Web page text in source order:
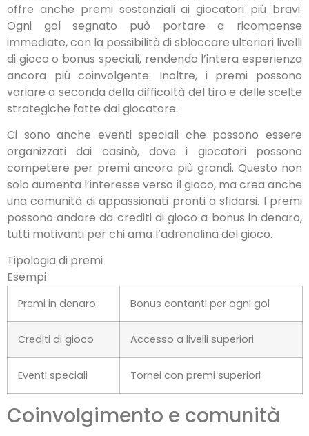
offre anche premi sostanziali ai giocatori più bravi.
Ogni gol segnato può portare a ricompense
immediate, con la possibilità di sbloccare ulteriori livelli
di gioco o bonus speciali, rendendo l’intera esperienza
ancora più coinvolgente. Inoltre, i premi possono
variare a seconda della difficoltà del tiro e delle scelte
strategiche fatte dal giocatore.
Ci sono anche eventi speciali che possono essere
organizzati dai casinò, dove i giocatori possono
competere per premi ancora più grandi. Questo non
solo aumenta l’interesse verso il gioco, ma crea anche
una comunità di appassionati pronti a sfidarsi. I premi
possono andare da crediti di gioco a bonus in denaro,
tutti motivanti per chi ama l’adrenalina del gioco.
Tipologia di premi
Esempi
Premi in denaro Bonus contanti per ogni gol
Crediti di gioco Accesso a livelli superiori
Eventi speciali Tornei con premi superiori
Coinvolgimento e comunità